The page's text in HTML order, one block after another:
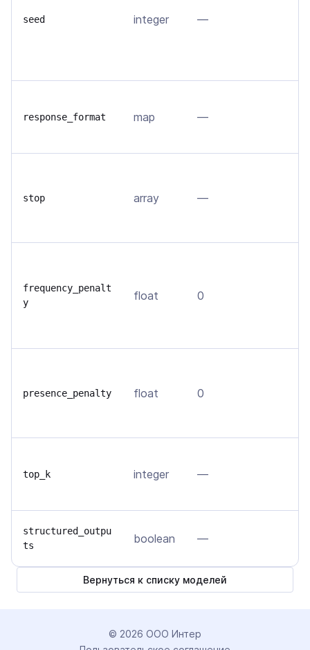
seed integer —
response_format map —
stop array —
frequency_penalt
y
float 0
presence_penalty float 0
top_k integer —
structured_outpu
ts
boolean —
Вернуться к списку моделей
© 2026 ООО Интер